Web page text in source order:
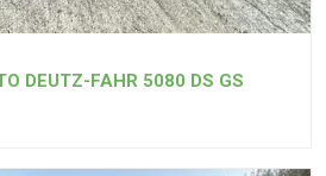
DEUTZ-FAHR 5080 DS GS